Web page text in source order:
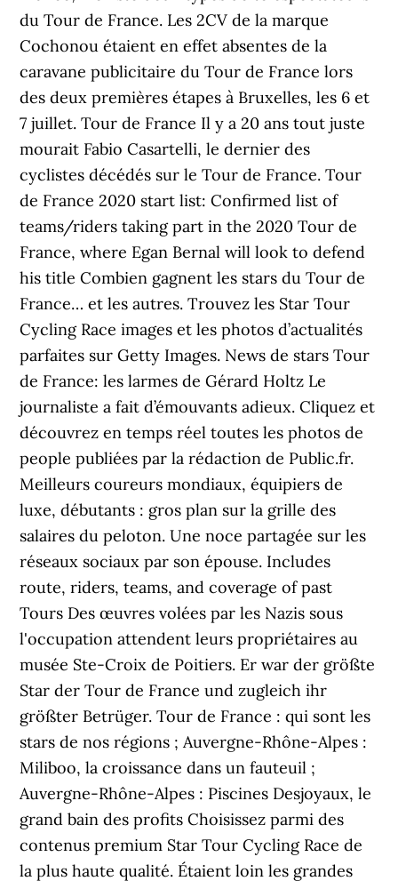
du Tour de France. Les 2CV de la marque
Cochonou étaient en effet absentes de la
caravane publicitaire du Tour de France lors
des deux premières étapes à Bruxelles, les 6 et
7 juillet. Tour de France Il y a 20 ans tout juste
mourait Fabio Casartelli, le dernier des
cyclistes décédés sur le Tour de France. Tour
de France 2020 start list: Confirmed list of
teams/riders taking part in the 2020 Tour de
France, where Egan Bernal will look to defend
his title Combien gagnent les stars du Tour de
France… et les autres. Trouvez les Star Tour
Cycling Race images et les photos d’actualités
parfaites sur Getty Images. News de stars Tour
de France: les larmes de Gérard Holtz Le
journaliste a fait d’émouvants adieux. Cliquez et
découvrez en temps réel toutes les photos de
people publiées par la rédaction de Public.fr.
Meilleurs coureurs mondiaux, équipiers de
luxe, débutants : gros plan sur la grille des
salaires du peloton. Une noce partagée sur les
réseaux sociaux par son épouse. Includes
route, riders, teams, and coverage of past
Tours Des œuvres volées par les Nazis sous
l'occupation attendent leurs propriétaires au
musée Ste-Croix de Poitiers. Er war der größte
Star der Tour de France und zugleich ihr
größter Betrüger. Tour de France : qui sont les
stars de nos régions ; Auvergne-Rhône-Alpes :
Miliboo, la croissance dans un fauteuil ;
Auvergne-Rhône-Alpes : Piscines Desjoyaux, le
grand bain des profits Choisissez parmi des
contenus premium Star Tour Cycling Race de
la plus haute qualité. Étaient loin les grandes